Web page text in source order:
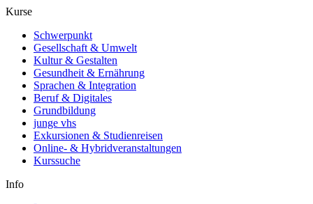
Kurse
Schwerpunkt
Gesellschaft & Umwelt
Kultur & Gestalten
Gesundheit & Ernährung
Sprachen & Integration
Beruf & Digitales
Grundbildung
junge vhs
Exkursionen & Studienreisen
Online- & Hybridveranstaltungen
Kurssuche
Info